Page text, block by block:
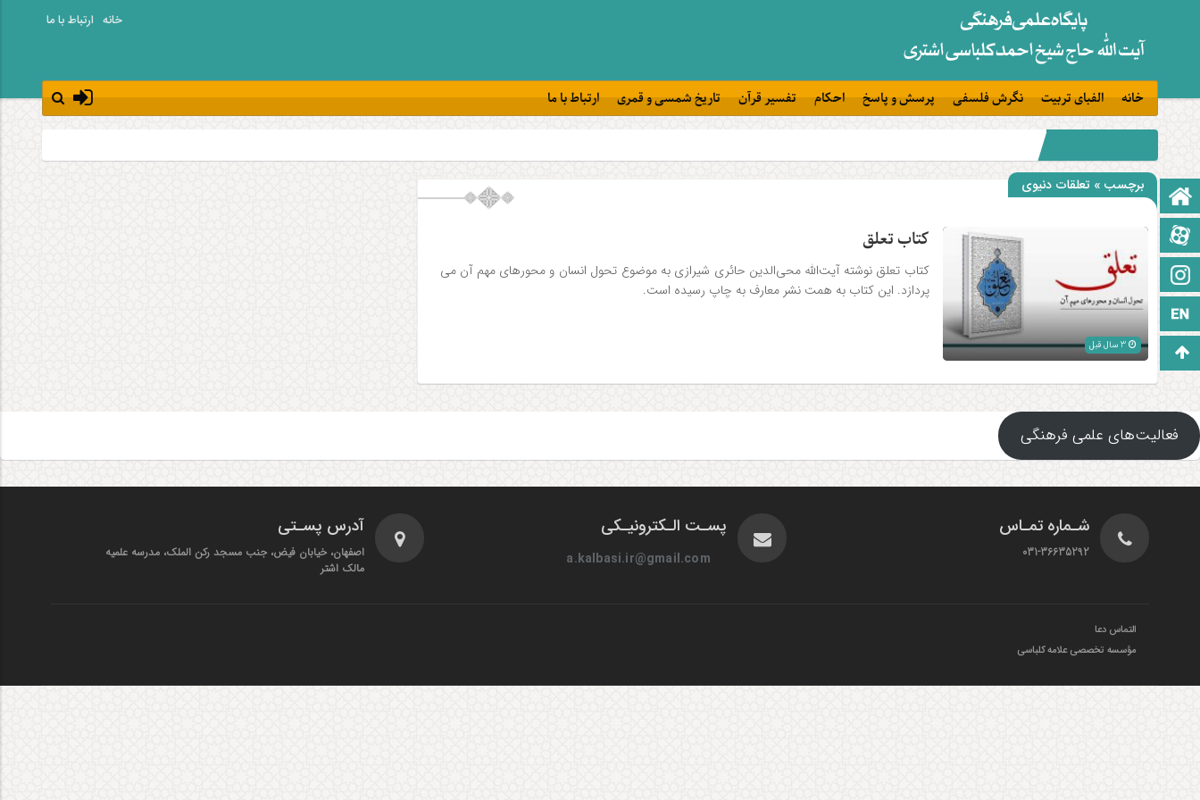
خانه ارتباط با ما
خانه الفبای تربیت نگرش فلسفی پرسش و پاسخ احکام تفسیر قرآن تاریخ شمسی و قمری ارتباط با ما
صفحه نخست
آپارات
اینستاگرام
زبان انگلیسی
برو بالا
برچسب » تعلقات دنیوی
کتاب تعلق
کتاب تعلق نوشته آیت‌اللّه محی‌الدین حائری شیرازی به موضوع تحول انسان و محورهای مهم آن می
پردازد. این کتاب به همت نشر معارف به چاپ رسیده است.
فعالیت‌های علمی فرهنگی
شـماره تمـاس
031-36635292
پسـت الـکترونیـکی
a.kalbasi.ir@gmail.com
آدرس پسـتی
اصفهان، خیابان فیض، جنب مسجد رکن الملک، مدرسه علمیه
مالک اشتر
التماس دعا
مؤسسه تخصصی علامه کلباسی